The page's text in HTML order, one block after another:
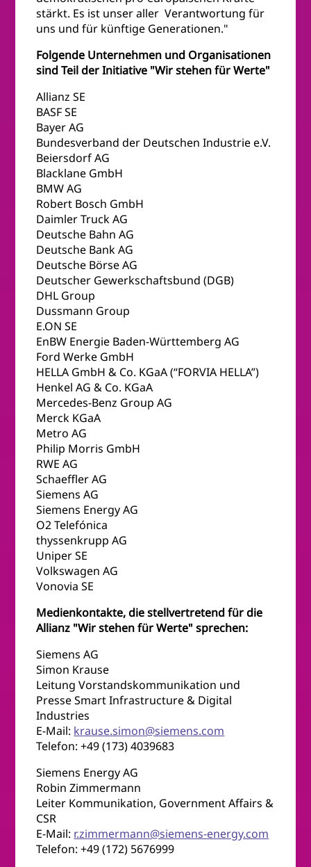
stärkt. Es ist unser aller Verantwortung für
uns und für künftige Generationen."
Folgende Unternehmen und Organisationen
sind Teil der Initiative "Wir stehen für Werte"
Allianz SE
BASF SE
Bayer AG
Bundesverband der Deutschen Industrie e.V.
Beiersdorf AG
Blacklane GmbH
BMW AG
Robert Bosch GmbH
Daimler Truck AG
Deutsche Bahn AG
Deutsche Bank AG
Deutsche Börse AG
Deutscher Gewerkschaftsbund (DGB)
DHL Group
Dussmann Group
E.ON SE
EnBW Energie Baden-Württemberg AG
Ford Werke GmbH
HELLA GmbH & Co. KGaA (“FORVIA HELLA”)
Henkel AG & Co. KGaA
Mercedes-Benz Group AG
Merck KGaA
Metro AG
Philip Morris GmbH
RWE AG
Schaeffler AG
Siemens AG
Siemens Energy AG
O2 Telefónica
thyssenkrupp AG
Uniper SE
Volkswagen AG
Vonovia SE
Medienkontakte, die stellvertretend für die
Allianz "Wir stehen für Werte" sprechen:
Siemens AG
Simon Krause
Leitung Vorstandskommunikation und
Presse Smart Infrastructure & Digital
Industries
E-Mail: krause.simon@siemens.com
Telefon: +49 (173) 4039683
Siemens Energy AG
Robin Zimmermann
Leiter Kommunikation, Government Affairs &
CSR
E-Mail: r.zimmermann@siemens-energy.com
Telefon: +49 (172) 5676999